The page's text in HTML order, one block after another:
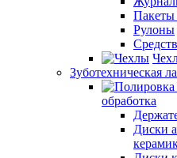
Пакеты
Рулоны
Зуботехническая
обработка
Диски